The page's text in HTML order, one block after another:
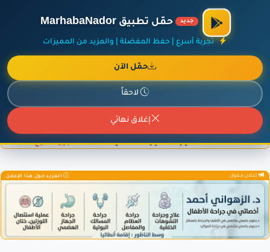
أضف نشاطك مجاناً
جديد حمّل تطبيق MarhabaNador
تجربة أسرع | حفظ المفضلة | والمزيد من المميزات
حمّل الآن
لاحقاً
إغلاق نهائي
إعلان ممول المزيد حول هذا الإعلان
إعلان ممول المزيد حول هذا الإعلان